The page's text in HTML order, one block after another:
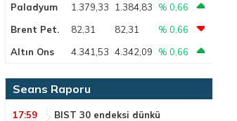
Paladyum
1.379,33 1.384,83
% 0,66
Brent Pet.
82,31 82,31
% 0,66
Altın Ons
4.341,53 4.342,09 % 0,66
Seans Raporu
17:59
BIST 30 endeksi dünkü